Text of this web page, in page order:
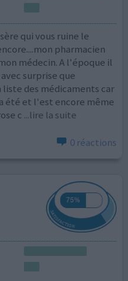
qui vous ruine le
pharmacien
médecin. A l'époque il
surprise que
des médicaments car
été et l'est encore même
c ...lire la suite
0 réactions